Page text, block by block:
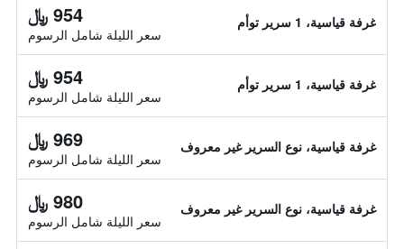
غرفة قياسية، 1 سرير توأم 954 ﷼
سعر الليلة شامل الرسوم
غرفة قياسية، 1 سرير توأم 954 ﷼
سعر الليلة شامل الرسوم
غرفة قياسية، نوع السرير غير معروف 969 ﷼
سعر الليلة شامل الرسوم
غرفة قياسية، نوع السرير غير معروف 980 ﷼
سعر الليلة شامل الرسوم